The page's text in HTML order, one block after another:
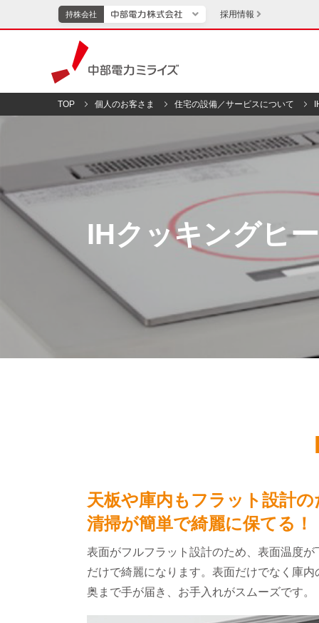
持株会社
持株会社
新成長分野・技術開発
中部電力グループレポート イベント・スポー
採用情報
中部電力ミライズ
TOP 個人のお客さま 住宅の設備／サービスについて
IHクッキングヒ
天板や庫内もフラット設計の
清掃が簡単で綺麗に保てる！
表面がフルフラット設計のため、表面温度
だけで綺麗になります。表面だけでなく庫
奥まで手が届き、お手入れがスムーズです。